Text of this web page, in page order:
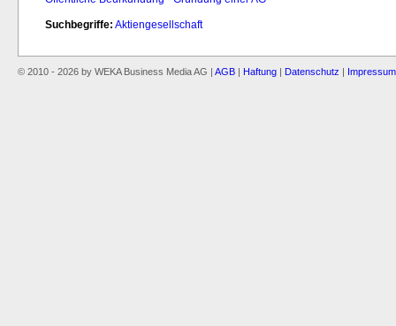
Suchbegriffe: Aktiengesellschaft
© 2010 - 2026 by WEKA Business Media AG | AGB | Haftung | Datenschutz | Impressum